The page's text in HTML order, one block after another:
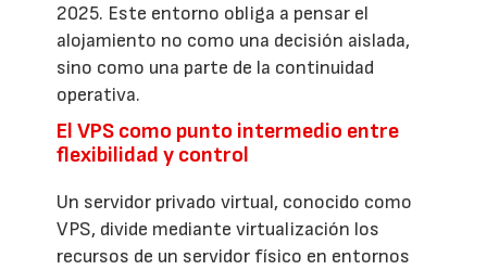
2025. Este entorno obliga a pensar el
alojamiento no como una decisión aislada,
sino como una parte de la continuidad
operativa.
El VPS como punto intermedio entre
flexibilidad y control
Un servidor privado virtual, conocido como
VPS, divide mediante virtualización los
recursos de un servidor físico en entornos